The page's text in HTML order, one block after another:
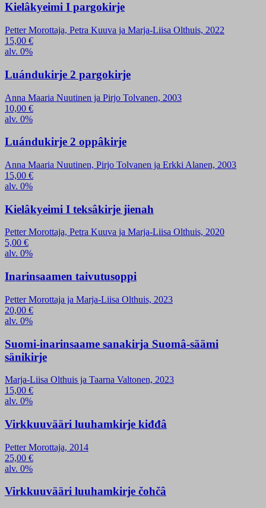
Kielâkyeimi I pargokirje
Petter Morottaja, Petra Kuuva ja Marja-Liisa Olthuis, 2022
15,00 €
alv. 0%
Luándukirje 2 pargokirje
Anna Maaria Nuutinen ja Pirjo Tolvanen, 2003
10,00 €
alv. 0%
Luándukirje 2 oppâkirje
Anna Maaria Nuutinen, Pirjo Tolvanen ja Erkki Alanen, 2003
15,00 €
alv. 0%
Kielâkyeimi I teksâkirje jienah
Petter Morottaja, Petra Kuuva ja Marja-Liisa Olthuis, 2020
5,00 €
alv. 0%
Inarinsaamen taivutusoppi
Petter Morottaja ja Marja-Liisa Olthuis, 2023
20,00 €
alv. 0%
Suomi-inarinsaame sanakirja Suomâ-säämi
sänikirje
Marja-Liisa Olthuis ja Taarna Valtonen, 2023
15,00 €
alv. 0%
Virkkuuvääri luuhamkirje kiđđâ
Petter Morottaja, 2014
25,00 €
alv. 0%
Virkkuuvääri luuhamkirje čohčâ